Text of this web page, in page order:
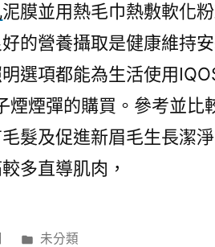
泥膜並用熱毛巾熱敷軟化
的營養攝取是健康維持
選項都能為生活使用
煙煙彈的購買。參考並比
髮及促進新眉毛生長潔
多直導肌肉，
分
未分類